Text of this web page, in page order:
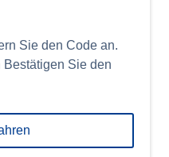
Sie den Code an.
Sie den